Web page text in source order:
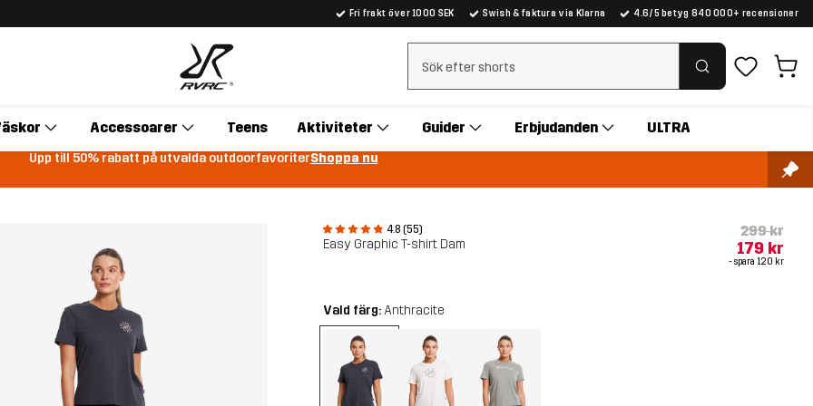
Fri frakt över 1000 SEK Swish & faktura via Klarna 4.6/5 betyg 840 000+ recensioner
Rensa sök
Accessoarer Teens Aktiviteter Guider Erbjudanden ULTRA
Upp till 50% rabatt på utvalda outdoorfavoriterShoppa nu
4.8 (55)
Easy Graphic T-shirt Dam
299 kr
179 kr
- spara 120 kr
Vald färg: Anthracite